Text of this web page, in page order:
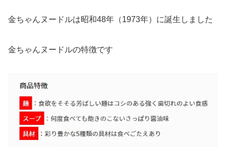
金ちゃんヌードルは昭和48年（1973年）に誕生しました
金ちゃんヌードルの特徴です